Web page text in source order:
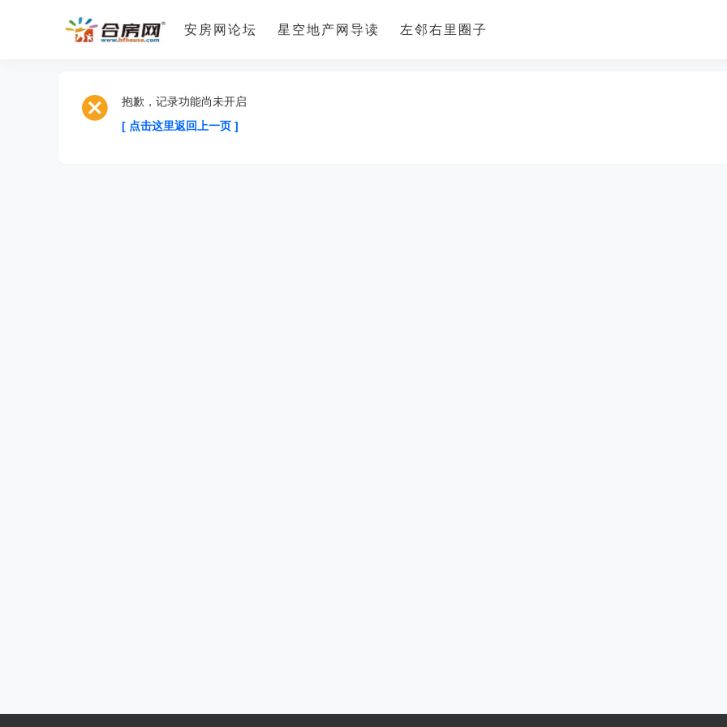
安房网论坛 星空地产网导读 左邻右里圈子
抱歉，记录功能尚未开启
[ 点击这里返回上一页 ]